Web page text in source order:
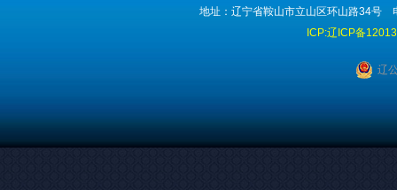
地址：辽宁省鞍山市立山区环山路34
ICP:辽ICP备
辽